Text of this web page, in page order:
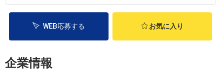
WEB応募する お気に入り
企業情報